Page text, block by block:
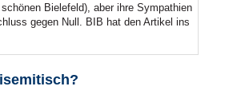
Bielefeld), aber ihre Sympathien
gegen Null. BIB hat den Artikel ins